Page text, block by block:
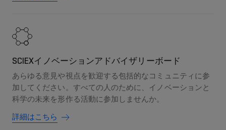
SCIEXイノベーションアドバイザリーボード
あらゆる意見や視点を歓迎する包括的なコミュニティに参
加してください。すべての人のために、イノベーションと
科学の未来を形作る活動に参加しませんか。
詳細はこちら